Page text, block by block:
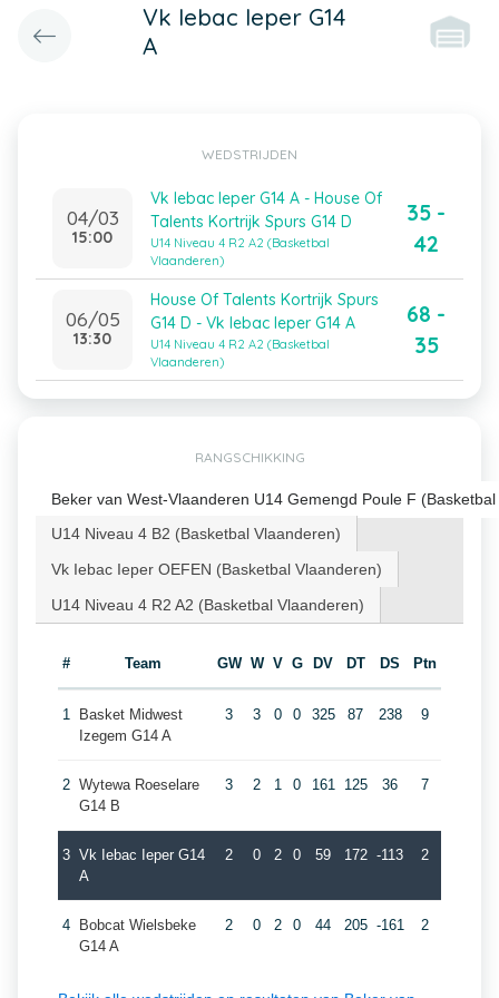
Vk Iebac Ieper G14
A
WEDSTRIJDEN
04/03
15:00
Vk Iebac Ieper G14 A - House Of
Talents Kortrijk Spurs G14 D
U14 Niveau 4 R2 A2 (Basketbal
Vlaanderen)
35 -
42
06/05
13:30
House Of Talents Kortrijk Spurs
G14 D - Vk Iebac Ieper G14 A
U14 Niveau 4 R2 A2 (Basketbal
Vlaanderen)
68 -
35
RANGSCHIKKING
Beker van West-Vlaanderen U14 Gemengd Poule F
U14 Niveau 4 B2 (Basketbal Vlaanderen)
Vk Iebac Ieper OEFEN (Basketbal Vlaanderen)
U14 Niveau 4 R2 A2 (Basketbal Vlaanderen)
# Team GW W V G DV DT DS Ptn
1
Basket Midwest
Izegem G14 A
3 3 0 0 325 87 238 9
2 Wytewa Roeselare
G14 B
3 2 1 0 161 125 36 7
3 Vk Iebac Ieper G14
A
2 0 2 0 59 172 -113 2
4
Bobcat Wielsbeke
G14 A
2 0 2 0 44 205 -161 2